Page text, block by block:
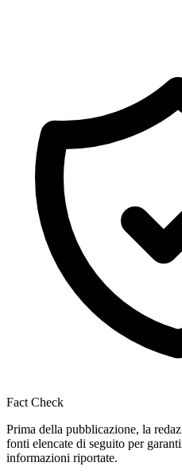
Fact Check
Prima della pubblicazione, la
fonti elencate di seguito per
informazioni riportate.